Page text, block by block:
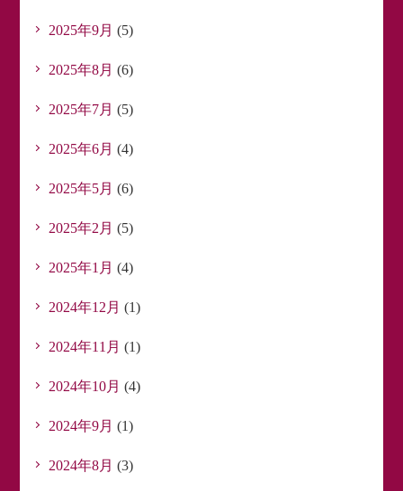
2025年9月 (5)
2025年8月 (6)
2025年7月 (5)
2025年6月 (4)
2025年5月 (6)
2025年2月 (5)
2025年1月 (4)
2024年12月 (1)
2024年11月 (1)
2024年10月 (4)
2024年9月 (1)
2024年8月 (3)